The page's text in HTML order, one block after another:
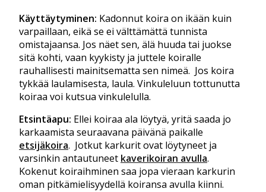
Käyttäytyminen: Kadonnut koira on ikään kuin
varpaillaan, eikä se ei välttämättä tunnista
omistajaansa. Jos näet sen, älä huuda tai juokse
sitä kohti, vaan kyykisty ja juttele koiralle
rauhallisesti mainitsematta sen nimeä. Jos koira
tykkää laulamisesta, laula. Vinkuleluun tottunutta
koiraa voi kutsua vinkulelulla.
Etsintäapu: Ellei koiraa ala löytyä, yritä saada jo
karkaamista seuraavana päivänä paikalle
etsijäkoira. Jotkut karkurit ovat löytyneet ja
varsinkin antautuneet kaverikoiran avulla.
Kokenut koiraihminen saa jopa vieraan karkurin
oman pitkämielisyydellä koiransa avulla kiinni.